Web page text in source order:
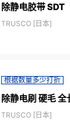
除静电胶带 SDT
TRUSCO [日本]
根据数量多少打折
除静电刷 硬毛
TRUSCO [日本]